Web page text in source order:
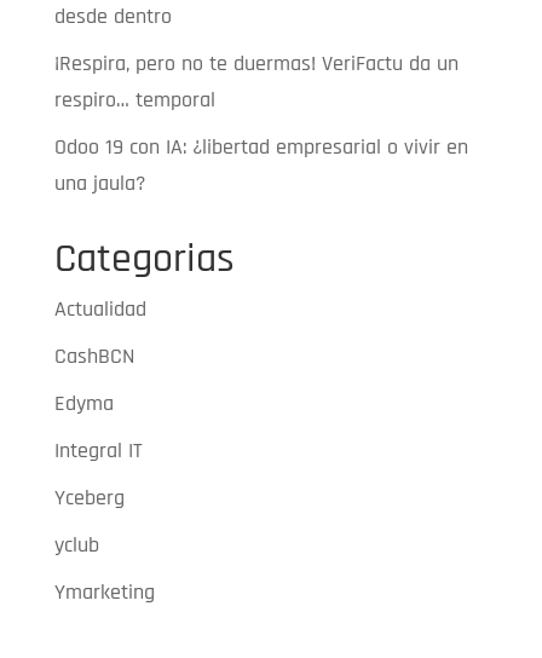
desde dentro
¡Respira, pero no te duermas! VeriFactu da un
respiro… temporal
Odoo 19 con IA: ¿libertad empresarial o vivir en
una jaula?
Categorias
Actualidad
CashBCN
Edyma
Integral IT
Yceberg
yclub
Ymarketing